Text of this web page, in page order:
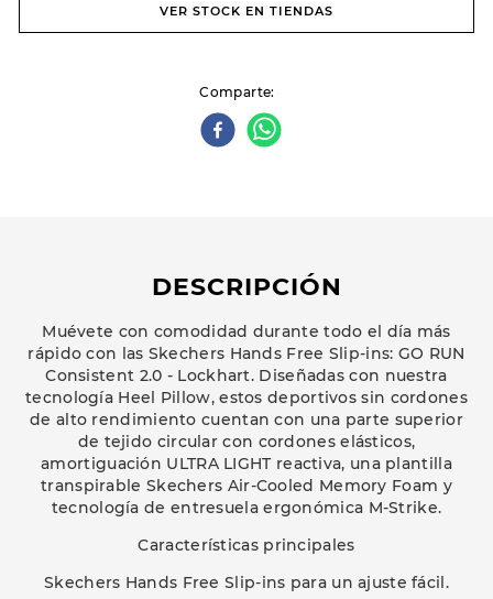
VER STOCK EN TIENDAS
Comparte
DESCRIPCIÓN
Muévete con comodidad durante todo el día más
rápido con las Skechers Hands Free Slip-ins: GO RUN
Consistent 2.0 - Lockhart. Diseñadas con nuestra
tecnología Heel Pillow, estos deportivos sin cordones
de alto rendimiento cuentan con una parte superior
de tejido circular con cordones elásticos,
amortiguación ULTRA LIGHT reactiva, una plantilla
transpirable Skechers Air-Cooled Memory Foam y
tecnología de entresuela ergonómica M-Strike.
Características principales
Skechers Hands Free Slip-ins para un ajuste fácil.